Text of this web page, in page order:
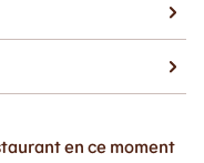
en ce moment